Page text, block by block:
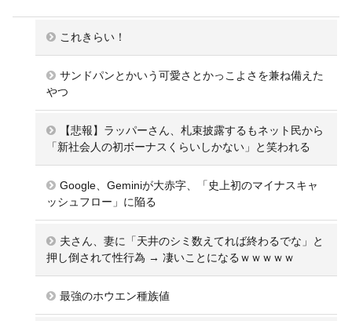
これきらい！
サンドパンとかいう可愛さとかっこよさを兼ね備えた
やつ
【悲報】ラッパーさん、札束披露するもネット民から
「新社会人の初ボーナスくらいしかない」と笑われる
Google、Geminiが大赤字、「史上初のマイナスキャ
ッシュフロー」に陥る
夫さん、妻に「天井のシミ数えてれば終わるでな」と
押し倒されて性行為 → 凄いことになるｗｗｗｗｗ
最強のホウエン種族値